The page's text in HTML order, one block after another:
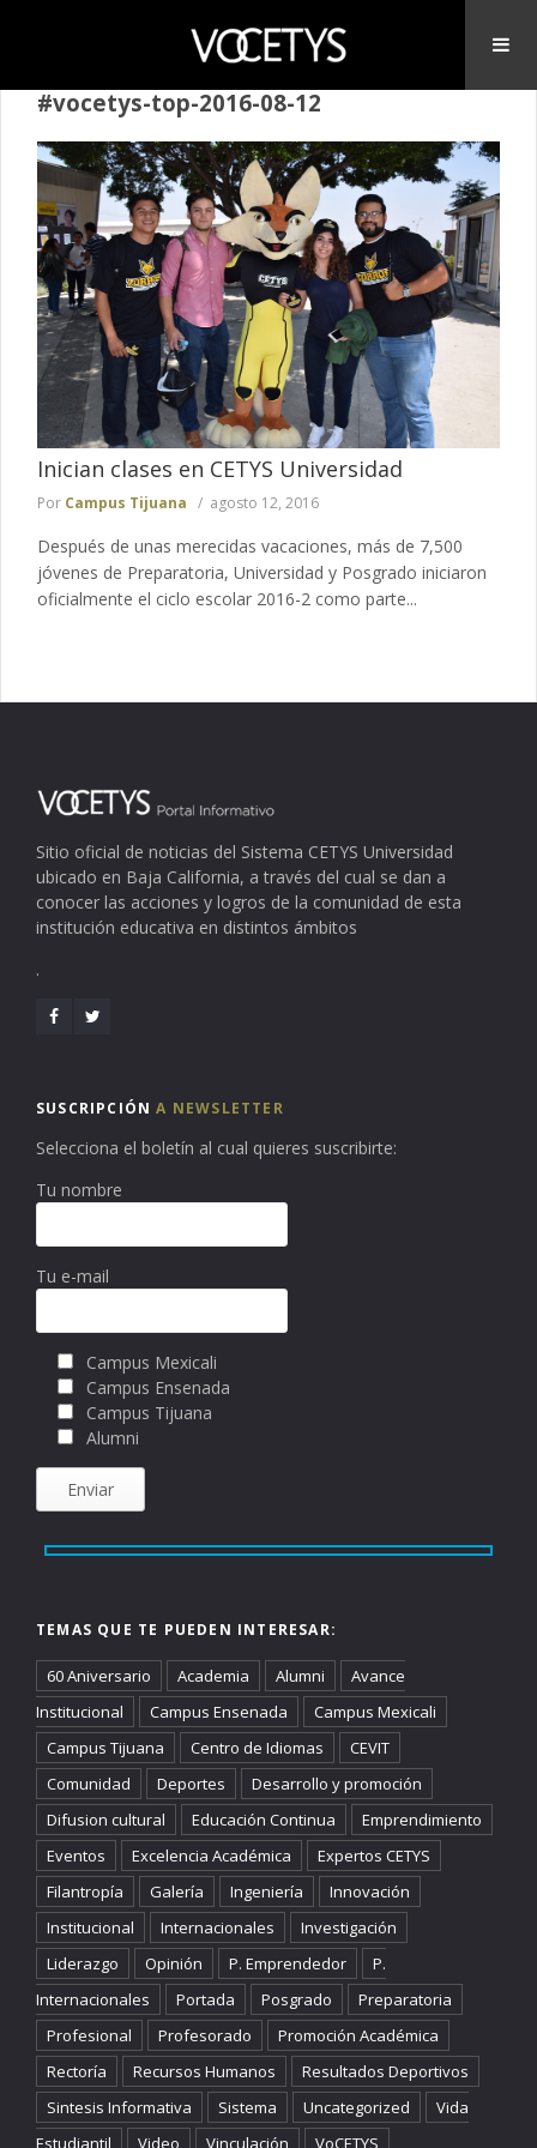
#vocetys-top-2016-08-12
Inician clases en CETYS Universidad
Por Campus Tijuana agosto 12, 2016
Después de unas merecidas vacaciones, más de 7,500
jóvenes de Preparatoria, Universidad y Posgrado iniciaron
oficialmente el ciclo escolar 2016-2 como parte...
Sitio oficial de noticias del Sistema CETYS Universidad
ubicado en Baja California, a través del cual se dan a
conocer las acciones y logros de la comunidad de esta
institución educativa en distintos ámbitos
.
SUSCRIPCIÓNA NEWSLETTER
Selecciona el boletín al cual quieres suscribirte:
Tu nombre
Tu e-mail
Campus Mexicali
Campus Ensenada
Campus Tijuana
Alumni
TEMAS QUE TE PUEDEN INTERESAR:
60 Aniversario Academia Alumni
Avance
Institucional
Campus Ensenada
Campus Mexicali
Campus Tijuana
Centro de Idiomas
CEVIT
Comunidad
Deportes
Desarrollo y promoción
Difusion cultural
Educación Continua
Emprendimiento
Eventos
Excelencia Académica
Expertos CETYS
Filantropía
Galería Ingeniería
Innovación
Institucional
Internacionales
Investigación
Liderazgo
Opinión P. Emprendedor
P.
Internacionales
Portada Posgrado
Preparatoria
Profesional
Profesorado
Promoción Académica
Rectoría
Recursos Humanos
Resultados Deportivos
Sintesis Informativa
Sistema Uncategorized
Vida
Estudiantil
Video Vinculación VoCETYS